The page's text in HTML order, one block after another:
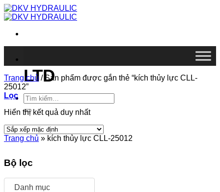
Chuyển
đến
dung
LTD
Tìm
kiếm:
Trang chủ /Sản phẩm được gắn thẻ “kích thủy lực CLL-
25012”
Lọc
Hiển thị kết quả duy nhất
Trang chủ » kích thủy lực CLL-25012
Bộ lọc
Danh mục